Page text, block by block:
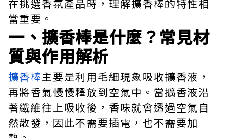
在挑選香氛產品時，理解擴香棒的特性相
當重要。
一、擴香棒是什麼？常見材
質與作用解析
擴香棒主要是利用毛細現象吸收擴香液，
再將香氣慢慢釋放到空氣中。當擴香液沿
著纖維往上吸收後，香味就會透過空氣自
然散發，因此不需要插電，也不需要加